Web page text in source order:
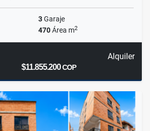
3Garaje
470Área m2
Alquiler
$11.855.200COP